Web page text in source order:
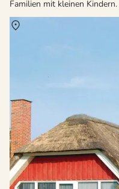
Familien mit kleinen Kindern.